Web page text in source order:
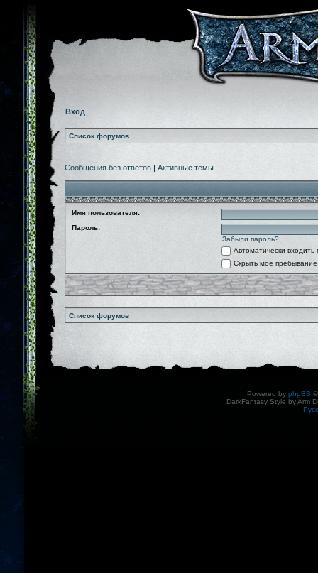
Вход
Список форумов
Сообщения без ответов | Активные темы
Имя пользователя:
Пароль:
Забыли пароль?
Автоматически
Скрыть моё
Список форумов
Powered by phpBB
DarkFantasy Style by Arm